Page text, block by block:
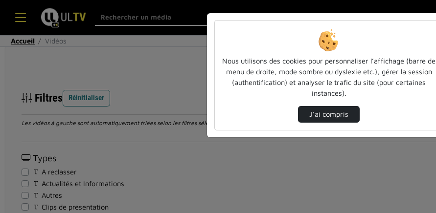
Accueil Vidéos
Filtres Réinitialiser
Les vidéos à gauche sont automatiquement triées selon les filtres sélectionnés ci-dessous. Consultez les options pour ajuster les résultats.
Types
A reclasser
Actualités et Informations
Autres
Clips de présentation
Nous utilisons des cookies pour personnaliser l’affichage (barre de
menu de droite, mode sombre ou dyslexie etc.), gérer la session
(authentification) et analyser le trafic du site (pour certaines
instances).
J’ai compris